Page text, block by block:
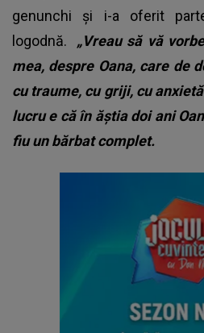
genunchi și i-a oferit
logodnă. „Vreau să vă
mea, despre Oana, care de
cu traume, cu griji, cu
lucru e că în ăștia doi ani
fiu un bărbat complet.